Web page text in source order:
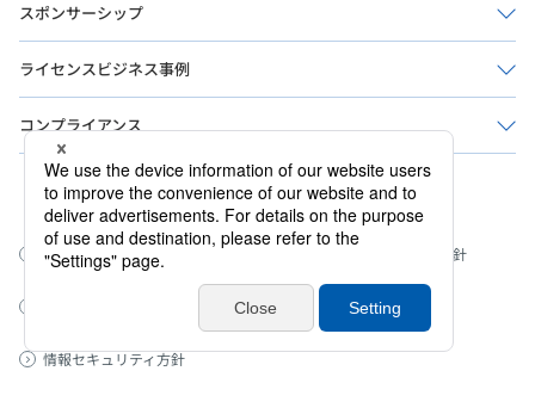
公式ソーシャルメディア
このサイトについて
情報セキュリティ方針
ウェブアクセシビリティ方針
サイトマップ
スポンサーシップ
ライセンスビジネス事例
コンプライアンス